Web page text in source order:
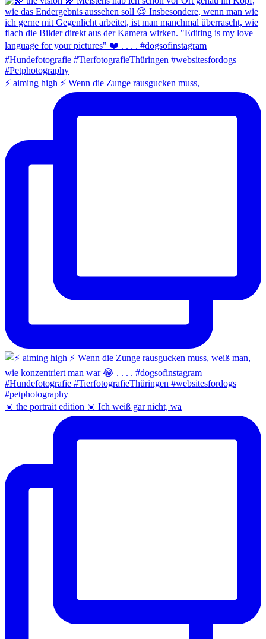
⚡️ aiming high ⚡️ Wenn die Zunge rausgucken muss,
☀️ the portrait edition ☀️ Ich weiß gar nicht, wa